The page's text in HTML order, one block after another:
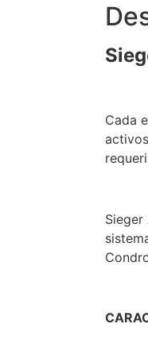
Cada